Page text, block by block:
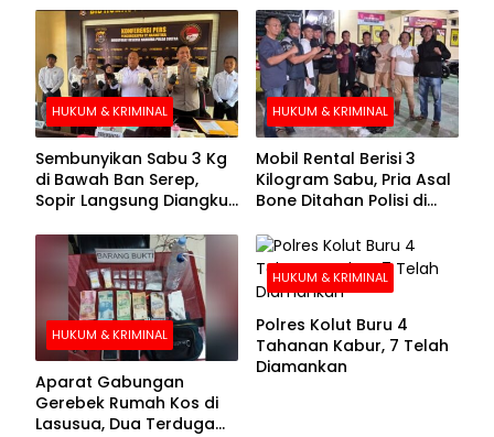
Pengejaran
HUKUM & KRIMINAL
Sembunyikan Sabu 3 Kg
di Bawah Ban Serep,
Sopir Langsung Diangkut
HUKUM & KRIMINAL
Mobil Rental Berisi 3
Kilogram Sabu, Pria Asal
Bone Ditahan Polisi di
HUKUM & KRIMINAL
Aparat Gabungan
Gerebek Rumah Kos di
Lasusua, Dua Terduga
HUKUM & KRIMINAL
Polres Kolut Buru 4
Tahanan Kabur, 7 Telah
Diamankan